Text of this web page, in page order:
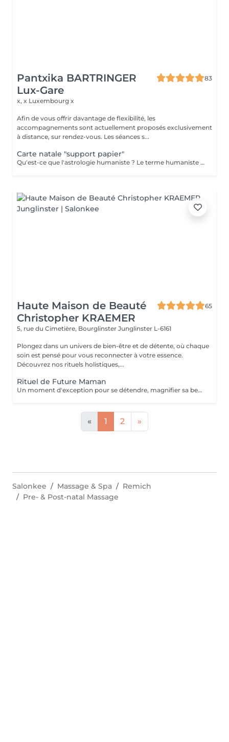
Pantxika BARTRINGER
Lux-Gare
83
x, x Luxembourg x
Afin de vous offrir davantage de flexibilité, les
accompagnements sont actuellement proposés exclusivement
à distance, sur rendez-vous. Les séances s...
Carte natale "support papier"
Qu'est-ce que l'astrologie humaniste ? Le terme humaniste désigne une astrologie centrée sur la personne dans sa globalité. C'est une approche globale - dite holistique (du grec holos : entier) - des éléments à disposition de chacun pour réaliser concrètement les potentialités de sa naissance. L'astrologie humaniste ne met l'accent ni sur les évènements, ni sur les prédictions mais sur la prise de conscience de la signification (pour soi) de ce qui se passe. C'est une astrologie contemporaine qui veut répondre aux besoins de l'époque. Qu'est-ce qu'un thème natal ? C'est une carte représentant le ciel tel qu'il était au moment et à l'endroit précis de la naissance du sujet. Chaque thème est unique, mais tous contiennent les mêmes éléments de base. Chaque personne a les douze signes du zodiaque, ainsi que toutes les planètes de notre système solaire découvertes à ce jour. Seuls l'endroit et l'heure de naissance donneront une individualité potentielle au thème. Le thème indique les structures symboliques et énergétiques auxquelles la personne est reliée, parce qu'elle incarne « l'instant de l'univers » correspondant à sa naissance. L'astrologie en tant qu'écriture nous révèle les pistes de notre part de responsabilité sur notre évolution personnelle. Envoi par mail la carte et description "pas de présentiel"
Haute Maison de Beauté
Christopher KRAEMER
65
5, rue du Cimetière, Bourglinster Junglinster L-6161
Plongez dans un univers de bien-être et de détente, où chaque
soin est pensé pour vous reconnecter à votre essence.
Découvrez nos rituels holistiques,...
Rituel de Future Maman
Un moment d'exception pour se détendre, magnifier sa beauté naturelle, et faire une rencontre avec bébé avant l'heure. Des soins énergétiques seront prodigués afin d'équilibrer énergétiquement son corps, que ce soit au cours de la grossesse ou bien dans les derniers instants avant l'accouchement. Le Bain sacré Rituel de purification, équilibrage énergétique et séance de magnétisme. Méditation guidée, séance de sophrologie. Hammam crânien et facial Massage crânien Rituel de la cascade Rinçage avec une infusion de plantes Ne comprend pas le séchage des cheveux.
« 1 2 »
Salonkee Massage & Spa
Remich
Pre- & Post-natal Massage